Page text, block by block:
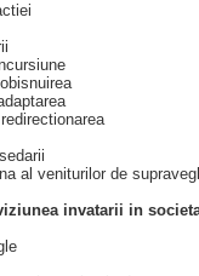
al veniturilor de
invatarii in